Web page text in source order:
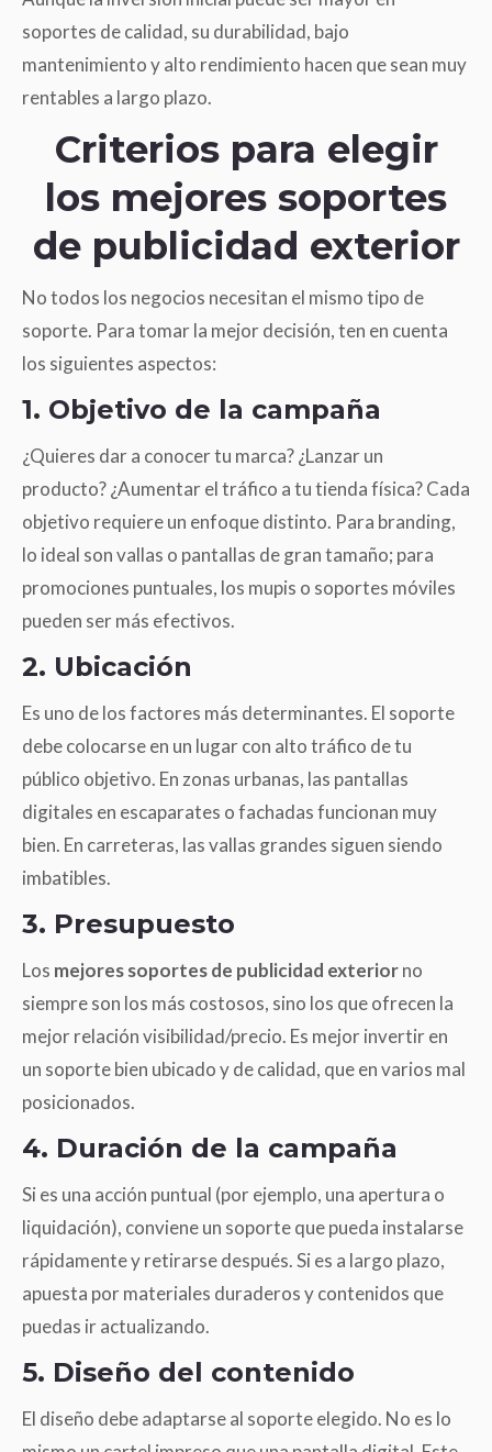
soportes de calidad, su durabilidad, bajo
mantenimiento y alto rendimiento hacen que sean muy
rentables a largo plazo.
Criterios para elegir
los mejores soportes
de publicidad exterior
No todos los negocios necesitan el mismo tipo de
soporte. Para tomar la mejor decisión, ten en cuenta
los siguientes aspectos:
1. Objetivo de la campaña
¿Quieres dar a conocer tu marca? ¿Lanzar un
producto? ¿Aumentar el tráfico a tu tienda física? Cada
objetivo requiere un enfoque distinto. Para branding,
lo ideal son vallas o pantallas de gran tamaño; para
promociones puntuales, los mupis o soportes móviles
pueden ser más efectivos.
2. Ubicación
Es uno de los factores más determinantes. El soporte
debe colocarse en un lugar con alto tráfico de tu
público objetivo. En zonas urbanas, las pantallas
digitales en escaparates o fachadas funcionan muy
bien. En carreteras, las vallas grandes siguen siendo
imbatibles.
3. Presupuesto
Los mejores soportes de publicidad exteriorno
siempre son los más costosos, sino los que ofrecen la
mejor relación visibilidad/precio. Es mejor invertir en
un soporte bien ubicado y de calidad, que en varios mal
posicionados.
4. Duración de la campaña
Si es una acción puntual (por ejemplo, una apertura o
liquidación), conviene un soporte que pueda instalarse
rápidamente y retirarse después. Si es a largo plazo,
apuesta por materiales duraderos y contenidos que
puedas ir actualizando.
5. Diseño del contenido
El diseño debe adaptarse al soporte elegido. No es lo